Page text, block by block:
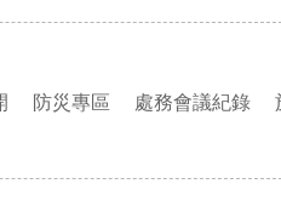
防災專區 處務會議紀錄